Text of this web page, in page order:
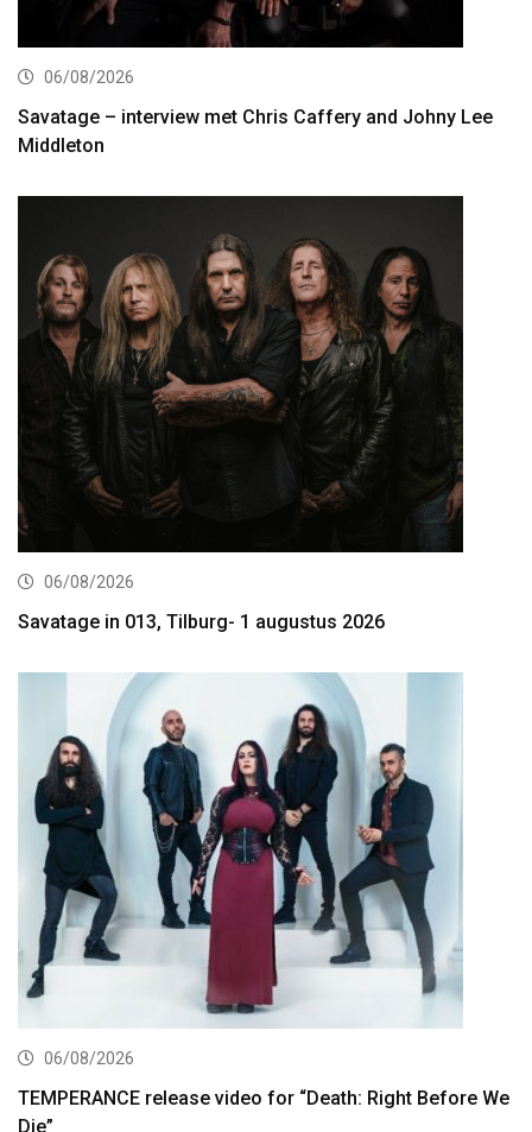
06/08/2026
Savatage – interview met Chris Caffery and Johny Lee
Middleton
06/08/2026
Savatage in 013, Tilburg- 1 augustus 2026
06/08/2026
TEMPERANCE release video for “Death: Right Before We
Die”